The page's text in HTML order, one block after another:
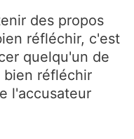
des propos
réfléchir, c'est
quelqu'un de
réfléchir
l'accusateur